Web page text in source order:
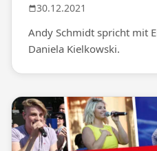
30.12.2021
Andy Schmidt spricht mit
Daniela Kielkowski.